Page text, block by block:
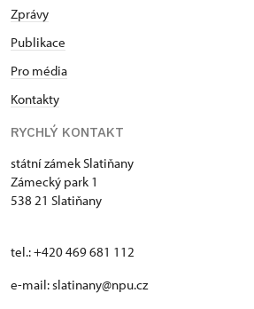
Zprávy
Publikace
Pro média
Kontakty
RYCHLÝ KONTAKT
státní zámek Slatiňany
Zámecký park 1
538 21 Slatiňany
tel.: +420 469 681 112
e-mail: slatinany@npu.cz